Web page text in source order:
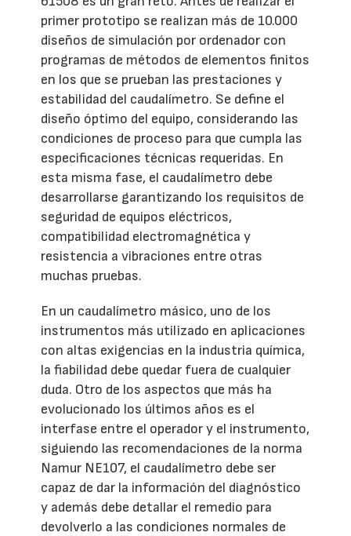
primer prototipo se realizan más de 10.000
diseños de simulación por ordenador con
programas de métodos de elementos finitos
en los que se prueban las prestaciones y
estabilidad del caudalímetro. Se define el
diseño óptimo del equipo, considerando las
condiciones de proceso para que cumpla las
especificaciones técnicas requeridas. En
esta misma fase, el caudalímetro debe
desarrollarse garantizando los requisitos de
seguridad de equipos eléctricos,
compatibilidad electromagnética y
resistencia a vibraciones entre otras
muchas pruebas.
En un caudalímetro másico, uno de los
instrumentos más utilizado en aplicaciones
con altas exigencias en la industria química,
la fiabilidad debe quedar fuera de cualquier
duda. Otro de los aspectos que más ha
evolucionado los últimos años es el
interfase entre el operador y el instrumento,
siguiendo las recomendaciones de la norma
Namur NE107, el caudalímetro debe ser
capaz de dar la información del diagnóstico
y además debe detallar el remedio para
devolverlo a las condiciones normales de